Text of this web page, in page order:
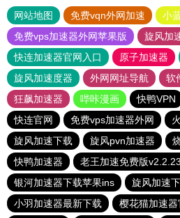
网站地图 免费vqn外网加速
小
免费vps加速器外网苹果版
旋风加
快连加速器官网入口
原子加速器
旋风加速度器
外网网址导航 软
狂飙加速器
哔咔漫画 快鸭VPN
快连官网
免费vps加速器外网
旋风加速下载
旋风pvn加速器
快鸭加速器
老王加速免费版v2.2.23
银河加速器下载苹果ins
旋风加速
小羽加速器最新下载
樱花猫加速器